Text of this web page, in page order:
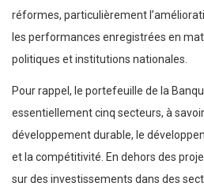
réformes, particulièrement
les performances enregistrées en
politiques et institutions nationales.
Pour rappel, le portefeuille de la
essentiellement cinq secteurs, à
développement durable, le
et la compétitivité. En dehors des
sur des investissements dans des